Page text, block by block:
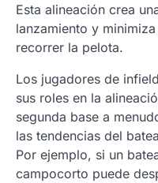
Esta alineación crea
lanzamiento y
recorrer la pelota.
Los jugadores de
sus roles en la
segunda base a
las tendencias del
Por ejemplo, si un
campocorto puede